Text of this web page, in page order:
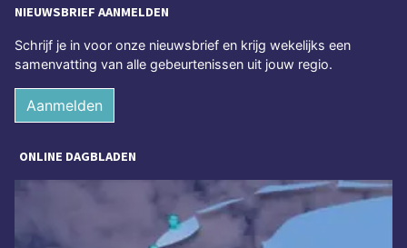
NIEUWSBRIEF AANMELDEN
Schrijf je in voor onze nieuwsbrief en krijg wekelijks een
samenvatting van alle gebeurtenissen uit jouw regio.
Aanmelden
ONLINE DAGBLADEN